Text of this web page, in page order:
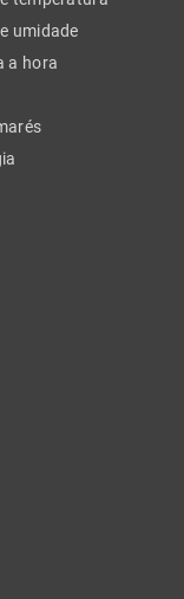
umidade
a hora